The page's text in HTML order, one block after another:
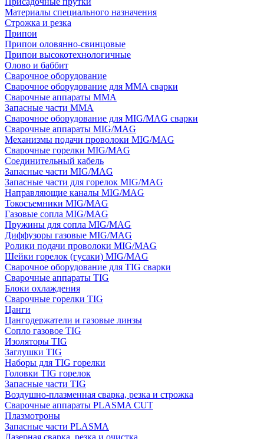
Материалы специального назначения
Строжка и резка
Припои
Припои оловянно-свинцовые
Припои высокотехнологичные
Олово и баббит
Сварочное оборудование
Сварочное оборудование для MMA сварки
Сварочные аппараты MMA
Запасные части MMA
Сварочное оборудование для MIG/MAG сварки
Сварочные аппараты MIG/MAG
Механизмы подачи проволоки MIG/MAG
Сварочные горелки MIG/MAG
Соединительный кабель
Запасные части MIG/MAG
Запасные части для горелок MIG/MAG
Направляющие каналы MIG/MAG
Токосъемники MIG/MAG
Газовые сопла MIG/MAG
Пружины для сопла MIG/MAG
Диффузоры газовые MIG/MAG
Ролики подачи проволоки MIG/MAG
Шейки горелок (гусаки) MIG/MAG
Сварочное оборудование для TIG сварки
Сварочные аппараты TIG
Блоки охлаждения
Сварочные горелки TIG
Цанги
Цангодержатели и газовые линзы
Сопло газовое TIG
Изоляторы TIG
Заглушки TIG
Наборы для TIG горелки
Головки TIG горелок
Запасные части TIG
Воздушно-плазменная сварка, резка и строжка
Сварочные аппараты PLASMA CUT
Плазмотроны
Запасные части PLASMA
Лазерная сварка, резка и очистка